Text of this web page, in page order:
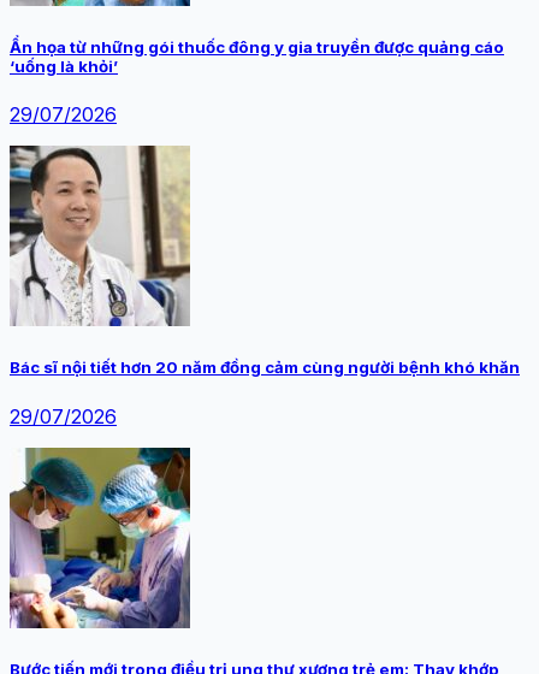
Ẩn họa từ những gói thuốc đông y gia truyền được quảng cáo
‘uống là khỏi’
29/07/2026
Bác sĩ nội tiết hơn 20 năm đồng cảm cùng người bệnh khó khăn
29/07/2026
Bước tiến mới trong điều trị ung thư xương trẻ em: Thay khớp